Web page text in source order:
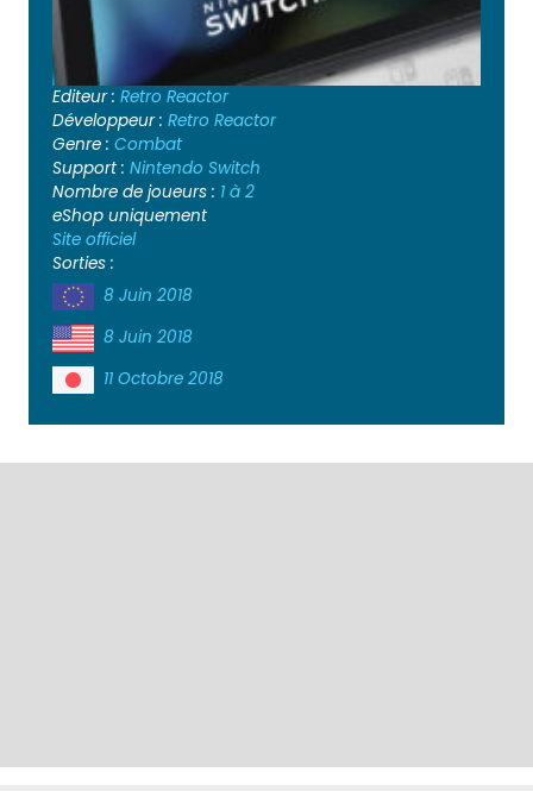
Editeur : Retro Reactor
Développeur : Retro Reactor
Genre : Combat
Support : Nintendo Switch
Nombre de joueurs : 1 à 2
eShop uniquement
Site officiel
Sorties :
8 Juin 2018
8 Juin 2018
11 Octobre 2018